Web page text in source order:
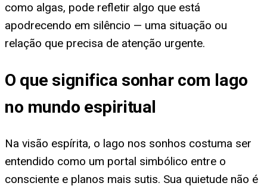
como algas, pode refletir algo que está
apodrecendo em silêncio — uma situação ou
relação que precisa de atenção urgente.
O que significa sonhar com lago
no mundo espiritual
Na visão espírita, o lago nos sonhos costuma ser
entendido como um portal simbólico entre o
consciente e planos mais sutis. Sua quietude não é